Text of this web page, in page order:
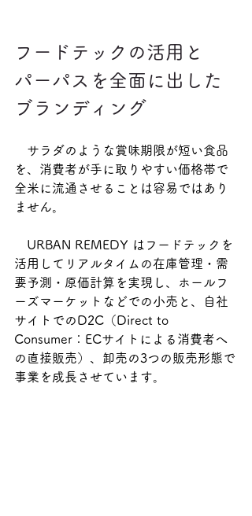
フードテックの活用と
パーパスを全面に出した
ブランディング
サラダのような賞味期限が短い食品
を、消費者が手に取りやすい価格帯で
全米に流通させることは容易ではあり
ません。
URBAN REMEDY はフードテックを
活用してリアルタイムの在庫管理・需
要予測・原価計算を実現し、ホールフ
ーズマーケットなどでの小売と、自社
サイトでのD2C（Direct to
Consumer：ECサイトによる消費者へ
の直接販売）、卸売の3つの販売形態で
事業を成長させています。